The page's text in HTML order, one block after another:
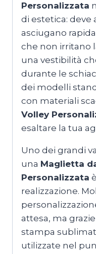
Personalizzata
di estetica: deve
asciugano
che non irritano
una vestibilità
durante le
dei modelli
con materiali
Volley
esaltare la tua
Uno dei grandi
una Maglietta
Personalizzata
realizzazione.
attesa, ma
stampa
utilizzate nel